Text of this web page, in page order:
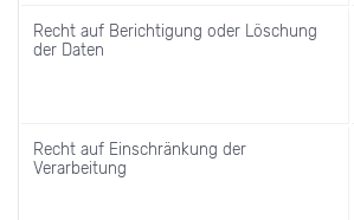
Recht auf Berichtigung oder Löschung
der Daten
Recht auf Einschränkung der
Verarbeitung